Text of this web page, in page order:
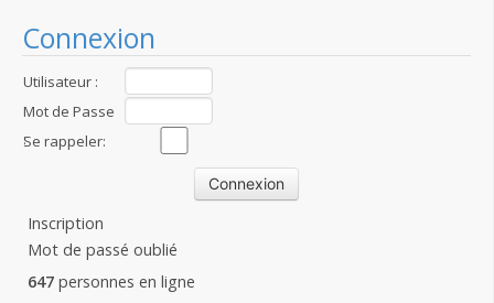
Connexion
Utilisateur :
Mot de Passe
:Se rappeler:
Inscription
Mot de passé oublié
647 personnes en ligne